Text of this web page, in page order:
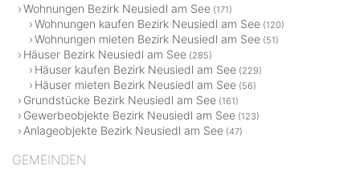
Wohnungen Bezirk Neusiedl am See (171)
Wohnungen kaufen Bezirk Neusiedl am See (120)
Wohnungen mieten Bezirk Neusiedl am See (51)
Häuser Bezirk Neusiedl am See (285)
Häuser kaufen Bezirk Neusiedl am See (229)
Häuser mieten Bezirk Neusiedl am See (56)
Grundstücke Bezirk Neusiedl am See (161)
Gewerbeobjekte Bezirk Neusiedl am See (123)
Anlageobjekte Bezirk Neusiedl am See (47)
GEMEINDEN